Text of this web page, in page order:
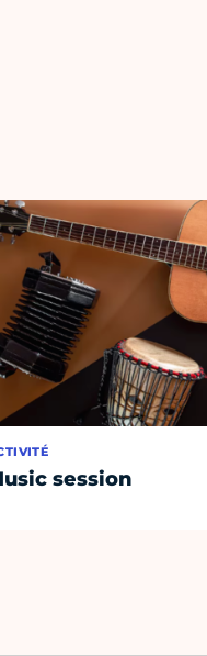
session